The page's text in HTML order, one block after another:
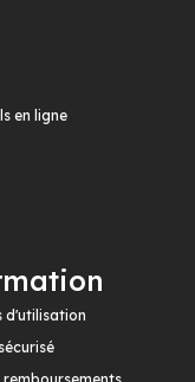
en ligne
d'utilisation